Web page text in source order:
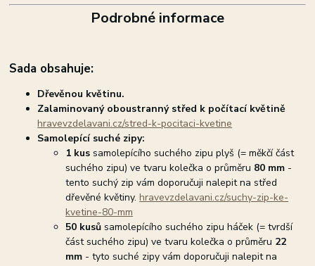
Podrobné informace
Sada obsahuje:
Dřevěnou květinu.
Zalaminovaný oboustranný střed k počítací květině
hravevzdelavani.cz/stred-k-pocitaci-kvetine
Samolepící suché zipy:
1 kus samolepícího suchého zipu plyš (= měkčí část
suchého zipu) ve tvaru kolečka o průměru 80 mm -
tento suchý zip vám doporučuji nalepit na střed
dřevěné květiny.hravevzdelavani.cz/suchy-zip-ke-
kvetine-80-mm
50 kusů samolepícího suchého zipu háček (= tvrdší
část suchého zipu) ve tvaru kolečka o průměru 22
mm - tyto suché zipy vám doporučuji nalepit na